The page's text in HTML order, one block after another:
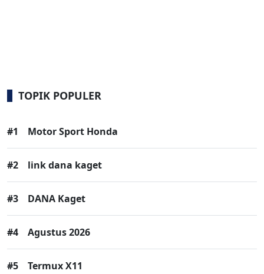
TOPIK POPULER
#1 Motor Sport Honda
#2 link dana kaget
#3 DANA Kaget
#4 Agustus 2026
#5 Termux X11